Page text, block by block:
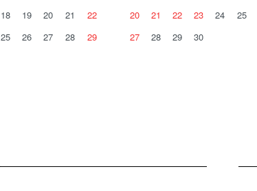
18 19 20 21
22
25 26 27 28
29
20
21 22 23 24 25
27
28 29 30